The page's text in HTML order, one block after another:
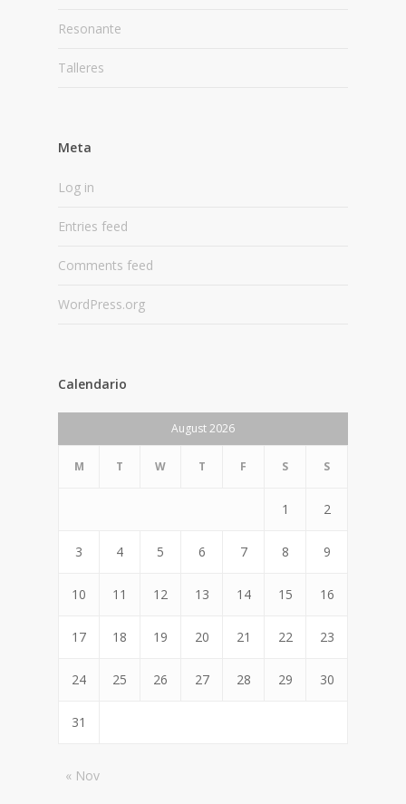
Resonante
Talleres
Meta
Log in
Entries feed
Comments feed
WordPress.org
Calendario
August 2026
M T W T F S S
1 2
3 4 5 6 7 8 9
10 11 12 13 14 15 16
17 18 19 20 21 22 23
24 25 26 27 28 29 30
31
« Nov